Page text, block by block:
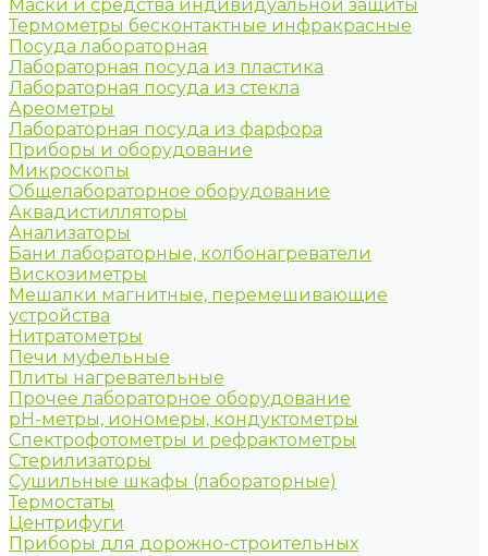
Маски и средства индивидуальной защиты
Термометры бесконтактные инфракрасные
Посуда лабораторная
Лабораторная посуда из пластика
Лабораторная посуда из стекла
Ареометры
Лабораторная посуда из фарфора
Приборы и оборудование
Микроскопы
Общелабораторное оборудование
Аквадистилляторы
Анализаторы
Бани лабораторные, колбонагреватели
Вискозиметры
Мешалки магнитные, перемешивающие
устройства
Нитратометры
Печи муфельные
Плиты нагревательные
Прочее лабораторное оборудование
рН-метры, иономеры, кондуктометры
Спектрофотометры и рефрактометры
Стерилизаторы
Сушильные шкафы (лабораторные)
Термостаты
Центрифуги
Приборы для дорожно-строительных